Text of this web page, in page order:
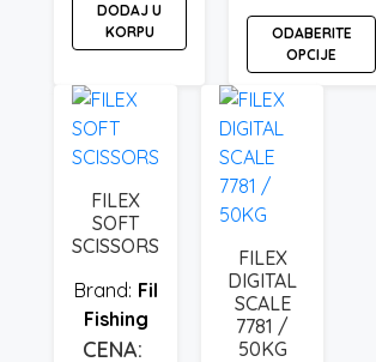
DODAJ U
KORPU
ODABERITE
OPCIJE
Ovaj
proizvod
ima
više
varijanti.
mogu
biti
izabrane
FILEX
SOFT
SCISSORS
Fil
Fishing
FILEX
DIGITAL
SCALE
7781 /
50KG